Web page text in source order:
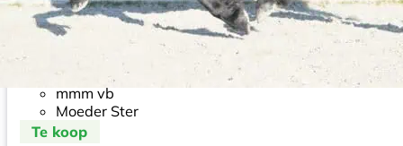
Stamboom
mmm vb
Moeder Ster
Te koop